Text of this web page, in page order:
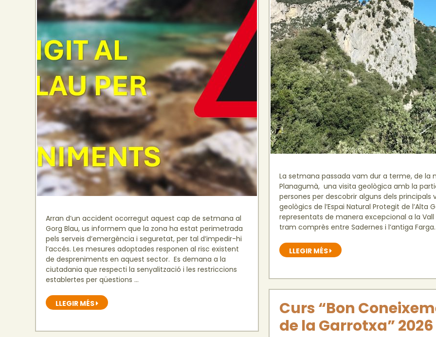
La setmana passada vam dur a terme, de la
Planagumà, una visita geològica amb la
persones per descobrir alguns dels principals
geològics de l’Espai Natural Protegit de l’Alta
representats de manera excepcional a la Vall
tram comprès entre Sadernes i l’antiga
LLEGIR MÉS
Arran d’un accident ocorregut aquest cap de setmana al
Gorg Blau, us informem que la zona ha estat perimetrada
pels serveis d’emergència i seguretat, per tal d’impedir-hi
l’accés. Les mesures adoptades responen al risc existent
de despreniments en aquest sector. Es demana a la
ciutadania que respecti la senyalització i les restriccions
establertes per qüestions …
LLEGIR MÉS
Curs “Bon
de la Garrotxa” 2026